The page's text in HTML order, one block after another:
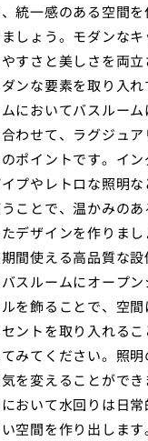
統一感のある空間
しょう。モダンな
すさと美しさを両
ンな要素を取り入れ
においてバスルー
わせて、ラグジュ
ポイントです。イン
プやレトロな照明
ことで、温かみの
デザインを作りま
間使える高品質な
スルームにオープ
を飾ることで、空間
ントを取り入れる
みてください。照
を変えることがで
おいて水回りは日
空間を作り出しま